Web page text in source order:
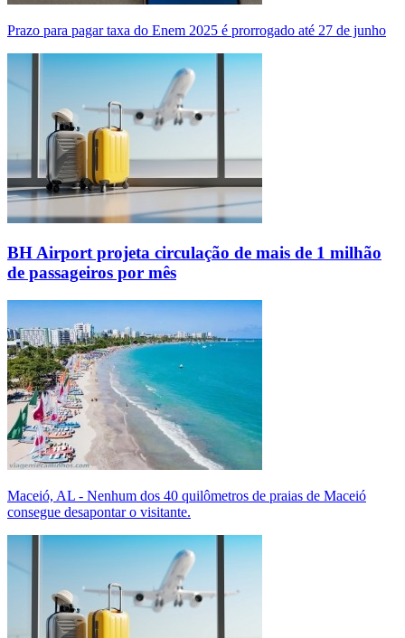
Prazo para pagar taxa do Enem 2025 é prorrogado até 27 de junho
BH Airport projeta circulação de mais de 1 milhão
de passageiros por mês
Maceió, AL - Nenhum dos 40 quilômetros de praias de Maceió
consegue desapontar o visitante.